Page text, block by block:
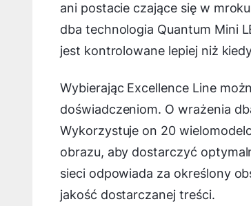
ani postacie czające się w
dba technologia Quantum Mini
jest kontrolowane lepiej niż
Wybierając Excellence Line
doświadczeniom. O wrażenia
Wykorzystuje on 20
obrazu, aby dostarczyć
sieci odpowiada za określony
jakość dostarczanej treści.